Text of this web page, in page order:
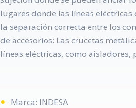
lugares donde las líneas
la separación correcta entre los
de accesorios: Las crucetas
líneas eléctricas, como
Marca: INDESA